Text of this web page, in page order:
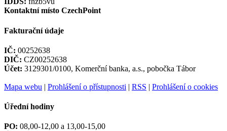
Kontaktní místo CzechPoint
Fakturační údaje
IČ: 00252638
DIČ: CZ00252638
Účet: 3129301/0100, Komerční banka, a.s., pobočka Tábor
Mapa webu | Prohlášení o přístupnosti | RSS | Prohlášení o cookies
Úřední hodiny
PO: 08,00-12,00 a 13,00-15,00